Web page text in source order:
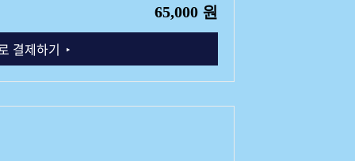
65,000 원
결제하기